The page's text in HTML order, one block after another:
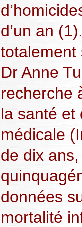
d’un an
totalement
Dr Anne
recherche
la santé et
médicale
de dix
données
mortalité